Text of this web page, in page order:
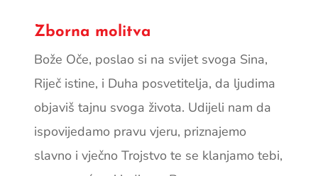
Zborna molitva
Bože Oče, poslao si na svijet svoga Sina,
Riječ istine, i Duha posvetitelja, da ljudima
objaviš tajnu svoga života. Udijeli nam da
ispovijedamo pravu vjeru, priznajemo
slavno i vječno Trojstvo te se klanjamo tebi,